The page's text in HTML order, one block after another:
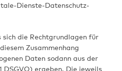
Dienste-Datenschutz-
sich die Rechtgrundlagen für
Zusammenhang
Daten sodann aus der
DSGVO) ergeben. Die jeweils